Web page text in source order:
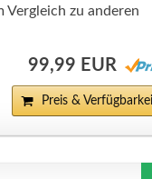
Vergleich zu anderen
99,99 EUR
Preis &